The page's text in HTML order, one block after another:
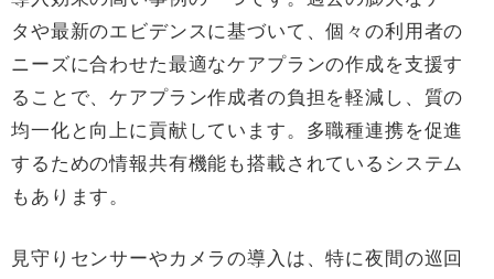
タや最新のエビデンスに基づいて、個々の利用者の
ニーズに合わせた最適なケアプランの作成を支援す
ることで、ケアプラン作成者の負担を軽減し、質の
均一化と向上に貢献しています。多職種連携を促進
するための情報共有機能も搭載されているシステム
もあります。
見守りセンサーやカメラの導入は、特に夜間の巡回